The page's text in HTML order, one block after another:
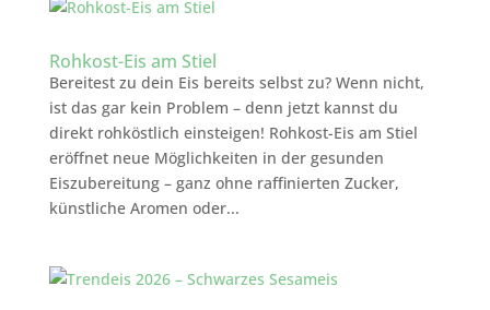
Rohkost-Eis am Stiel
Bereitest zu dein Eis bereits selbst zu? Wenn nicht,
ist das gar kein Problem – denn jetzt kannst du
direkt rohköstlich einsteigen! Rohkost-Eis am Stiel
eröffnet neue Möglichkeiten in der gesunden
Eiszubereitung – ganz ohne raffinierten Zucker,
künstliche Aromen oder...